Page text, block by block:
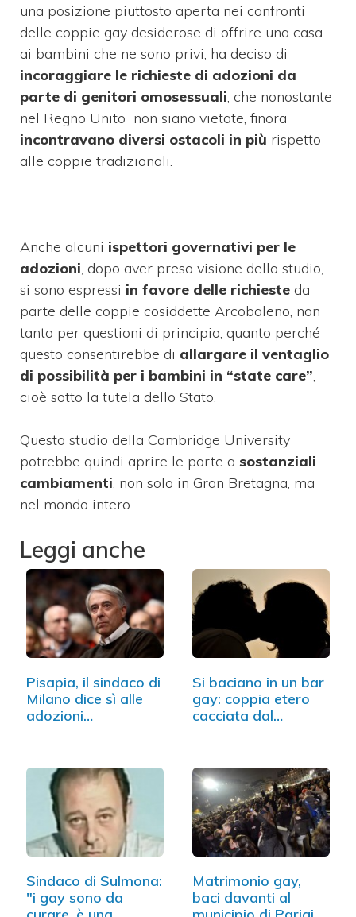
una posizione piuttosto aperta nei confronti
delle coppie gay desiderose di offrire una casa
ai bambini che ne sono privi, ha deciso di
incoraggiare le richieste di adozioni da
parte di genitori omosessuali, che nonostante
nel Regno Unito non siano vietate, finora
incontravano diversi ostacoli in più rispetto
alle coppie tradizionali.
Anche alcuni ispettori governativi per le
adozioni, dopo aver preso visione dello studio,
si sono espressi in favore delle richieste da
parte delle coppie cosiddette Arcobaleno, non
tanto per questioni di principio, quanto perché
questo consentirebbe di allargare il ventaglio
di possibilità per i bambini in “state care”,
cioè sotto la tutela dello Stato.
Questo studio della Cambridge University
potrebbe quindi aprire le porte a sostanziali
cambiamenti, non solo in Gran Bretagna, ma
nel mondo intero.
Leggi anche
Pisapia, il sindaco di
Milano dice sì alle
adozioni…
Si baciano in un bar
gay: coppia etero
cacciata dal…
Sindaco di Sulmona:
"i gay sono da
Matrimonio gay,
baci davanti al